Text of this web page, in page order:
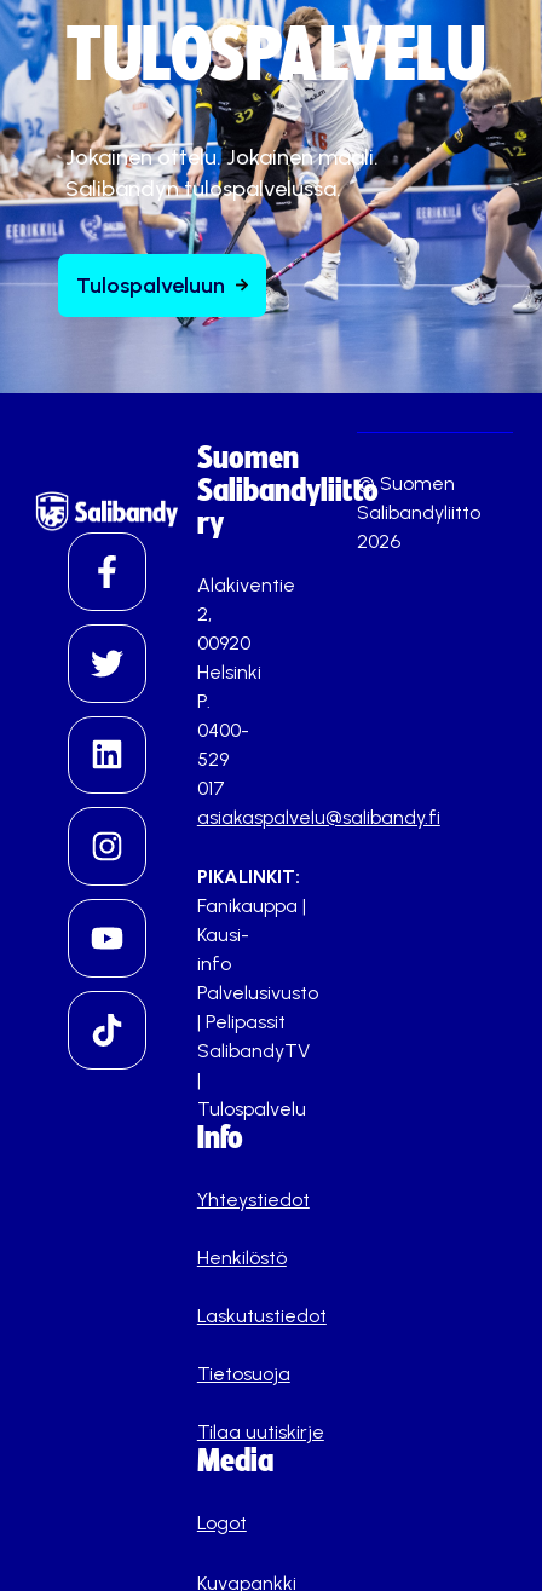
TULOSPALVELU
Jokainen ottelu. Jokainen maali.
Salibandyn tulospalvelussa.
Tulospalveluun
Suomen
Salibandyliitto
ry
Alakiventie
2,
00920
Helsinki
P.
0400-
529
017
asiakaspalvelu@salibandy.fi
PIKALINKIT:
Fanikauppa |
Kausi-
info
Palvelusivusto
| Pelipassit
SalibandyTV
|
Tulospalvelu
Info
Yhteystiedot
Henkilöstö
Laskutustiedot
Tietosuoja
Tilaa uutiskirje
Media
Logot
Kuvapankki
© Suomen
Salibandyliitto
2026